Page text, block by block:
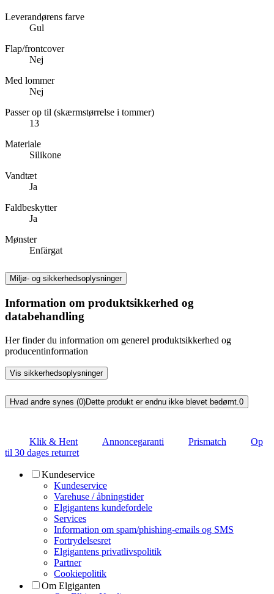
Leverandørens farve
Gul
Flap/frontcover
Nej
Med lommer
Nej
Passer op til (skærmstørrelse i tommer)
13
Materiale
Silikone
Vandtæt
Ja
Faldbeskytter
Ja
Mønster
Enfärgat
Miljø- og sikkerhedsoplysninger
Information om produktsikkerhed og
databehandling
Her finder du information om generel produktsikkerhed og
producentinformation
Vis sikkerhedsoplysninger
Hvad andre synes (0)Dette produkt er endnu ikke blevet bedømt.0
Klik & Hent Annoncegaranti Prismatch
Op
til 30 dages returret
Kundeservice
Kundeservice
Varehuse / åbningstider
Elgigantens kundefordele
Services
Information om spam/phishing-emails og SMS
Fortrydelsesret
Elgigantens privatlivspolitik
Partner
Cookiepolitik
Om Elgiganten